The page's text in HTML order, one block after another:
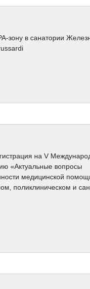
зону в санатории
на V
«Актуальные вопросы
медицинской
поликлиническом и